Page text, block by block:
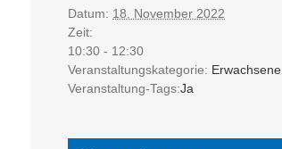
Datum: 18. November 2022
Zeit:
10:30 - 12:30
Veranstaltungskategorie: Erwachsene
Veranstaltung-Tags:Ja